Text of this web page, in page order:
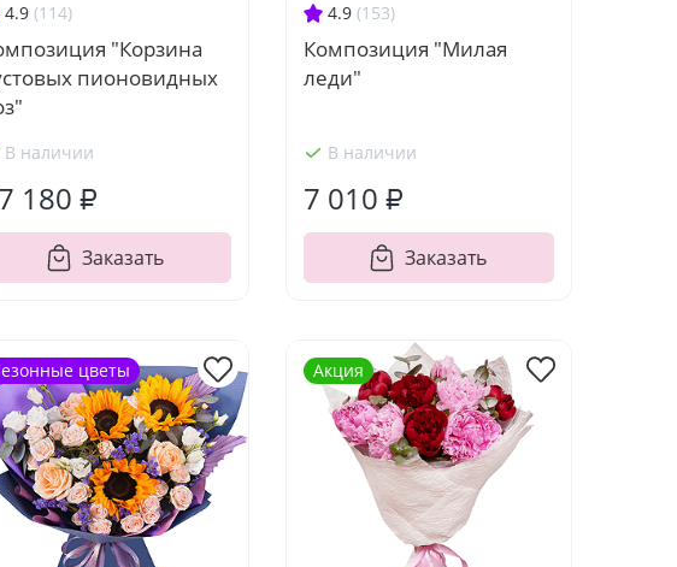
4.9 (114)
"Корзина
пионовидных
В наличии
180 ₽
Заказать
4.9 (153)
Композиция "Милая
леди"
В наличии
7 010 ₽
Заказать
цветы Акция